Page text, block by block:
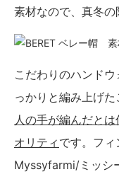
素材なので、真冬の
こだわりのハンド
っかりと編み上げた
人の手が編んだと
オリティ です。フ
Myssyfarmi/ミッシ